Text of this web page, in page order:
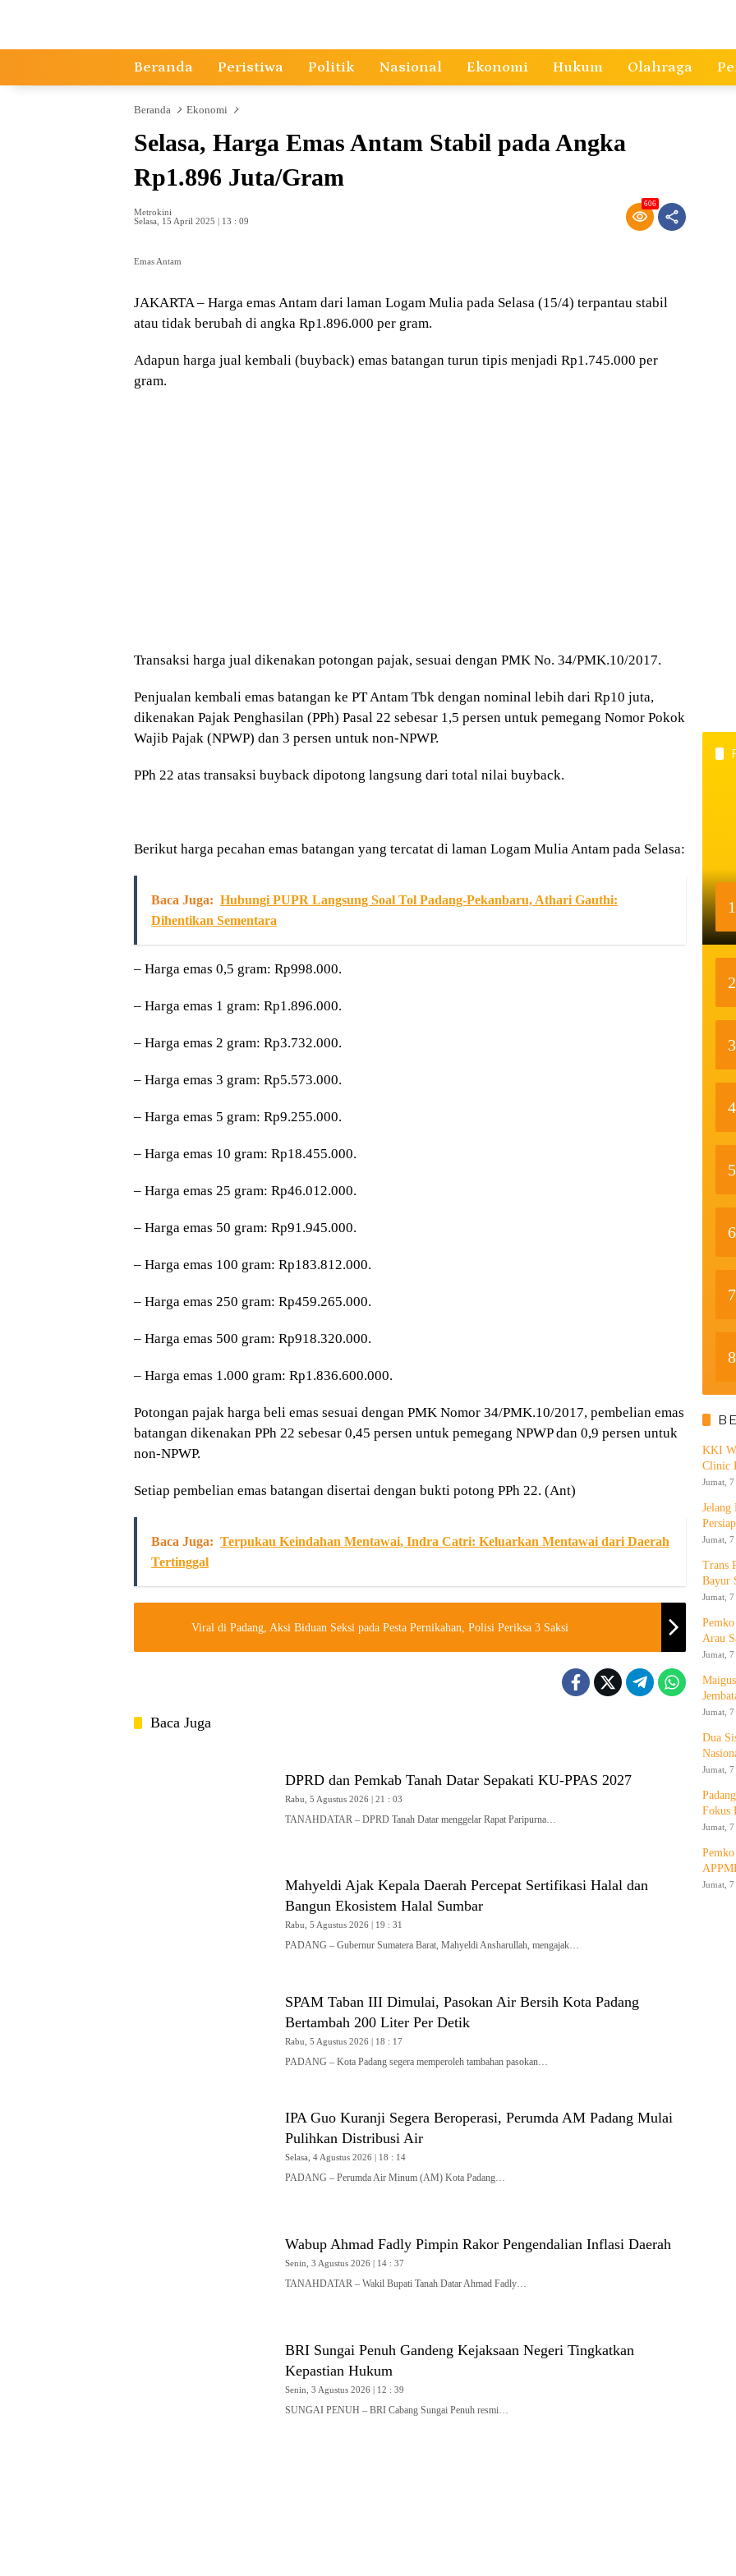
Beranda Peristiwa Politik Nasional Ekonomi Hukum Olahraga
Beranda Ekonomi
Selasa, Harga Emas Antam Stabil pada Angka
Rp1.896 Juta/Gram
Metrokini
Selasa, 15 April 2025 | 13 : 09
606
Emas Antam
JAKARTA – Harga emas Antam dari laman Logam Mulia pada Selasa (15/4) terpantau stabil
atau tidak berubah di angka Rp1.896.000 per gram.
Adapun harga jual kembali (buyback) emas batangan turun tipis menjadi Rp1.745.000 per
gram.
Transaksi harga jual dikenakan potongan pajak, sesuai dengan PMK No. 34/PMK.10/2017.
Penjualan kembali emas batangan ke PT Antam Tbk dengan nominal lebih dari Rp10 juta,
dikenakan Pajak Penghasilan (PPh) Pasal 22 sebesar 1,5 persen untuk pemegang Nomor Pokok
Wajib Pajak (NPWP) dan 3 persen untuk non-NPWP.
PPh 22 atas transaksi buyback dipotong langsung dari total nilai buyback.
Berikut harga pecahan emas batangan yang tercatat di laman Logam Mulia Antam pada Selasa:
Baca Juga: Hubungi PUPR Langsung Soal Tol Padang-Pekanbaru, Athari Gauthi:
Dihentikan Sementara
– Harga emas 0,5 gram: Rp998.000.
– ⁠Harga emas 1 gram: Rp1.896.000.
– ⁠Harga emas 2 gram: Rp3.732.000.
– ⁠Harga emas 3 gram: Rp5.573.000.
– ⁠Harga emas 5 gram: Rp9.255.000.
– ⁠Harga emas 10 gram: Rp18.455.000.
– ⁠Harga emas 25 gram: Rp46.012.000.
– ⁠Harga emas 50 gram: Rp91.945.000.
– ⁠Harga emas 100 gram: Rp183.812.000.
– ⁠Harga emas 250 gram: Rp459.265.000.
– ⁠Harga emas 500 gram: Rp918.320.000.
– ⁠Harga emas 1.000 gram: Rp1.836.600.000.
Potongan pajak harga beli emas sesuai dengan PMK Nomor 34/PMK.10/2017, pembelian emas
batangan dikenakan PPh 22 sebesar 0,45 persen untuk pemegang NPWP dan 0,9 persen untuk
non-NPWP.
Setiap pembelian emas batangan disertai dengan bukti potong PPh 22. (Ant)
Baca Juga: Terpukau Keindahan Mentawai, Indra Catri: Keluarkan Mentawai dari Daerah
Tertinggal
Viral di Padang, Aksi Biduan Seksi pada Pesta Pernikahan, Polisi Periksa 3 Saksi
Baca Juga
DPRD dan Pemkab Tanah Datar Sepakati KU-PPAS 2027
Rabu, 5 Agustus 2026 | 21 : 03
TANAHDATAR – DPRD Tanah Datar menggelar Rapat Paripurna…
Mahyeldi Ajak Kepala Daerah Percepat Sertifikasi Halal dan
Bangun Ekosistem Halal Sumbar
Rabu, 5 Agustus 2026 | 19 : 31
PADANG – Gubernur Sumatera Barat, Mahyeldi Ansharullah, mengajak…
SPAM Taban III Dimulai, Pasokan Air Bersih Kota Padang
Bertambah 200 Liter Per Detik
Rabu, 5 Agustus 2026 | 18 : 17
PADANG – Kota Padang segera memperoleh tambahan pasokan…
IPA Guo Kuranji Segera Beroperasi, Perumda AM Padang Mulai
Pulihkan Distribusi Air
Selasa, 4 Agustus 2026 | 18 : 14
PADANG – Perumda Air Minum (AM) Kota Padang…
Wabup Ahmad Fadly Pimpin Rakor Pengendalian Inflasi Daerah
Senin, 3 Agustus 2026 | 14 : 37
TANAHDATAR – Wakil Bupati Tanah Datar Ahmad Fadly…
BRI Sungai Penuh Gandeng Kejaksaan Negeri Tingkatkan
Kepastian Hukum
Senin, 3 Agustus 2026 | 12 : 39
SUNGAI PENUH – BRI Cabang Sungai Penuh resmi…
1
2
3
4
5
6
7
8
KKI
Clinic
Jumat,
Jelang
Jumat,
Trans
Bayur
Jumat,
Arau
Jumat,
Jumat,
Dua
Jumat,
Fokus
Jumat,
Jumat,